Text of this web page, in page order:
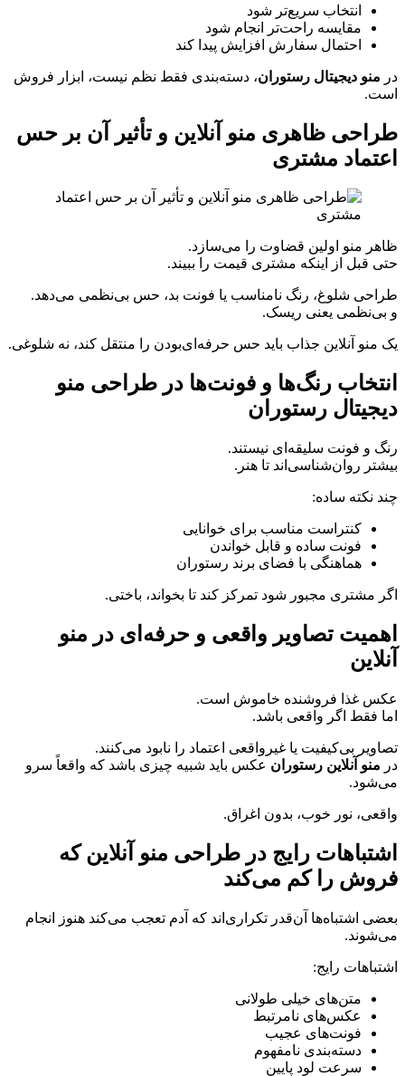
انتخاب سریع‌تر شود
مقایسه راحت‌تر انجام شود
احتمال سفارش افزایش پیدا کند
در منو دیجیتال رستوران، دسته‌بندی فقط نظم نیست، ابزار فروش
است.
طراحی ظاهری منو آنلاین و تأثیر آن بر حس
اعتماد مشتری
ظاهر منو اولین قضاوت را می‌سازد.
حتی قبل از اینکه مشتری قیمت را ببیند.
طراحی شلوغ، رنگ نامناسب یا فونت بد، حس بی‌نظمی می‌دهد.
و بی‌نظمی یعنی ریسک.
یک منو آنلاین جذاب باید حس حرفه‌ای‌بودن را منتقل کند، نه شلوغی.
انتخاب رنگ‌ها و فونت‌ها در طراحی منو
دیجیتال رستوران
رنگ و فونت سلیقه‌ای نیستند.
بیشتر روان‌شناسی‌اند تا هنر.
چند نکته ساده:
کنتراست مناسب برای خوانایی
فونت ساده و قابل خواندن
هماهنگی با فضای برند رستوران
اگر مشتری مجبور شود تمرکز کند تا بخواند، باختی.
اهمیت تصاویر واقعی و حرفه‌ای در منو
آنلاین
عکس غذا فروشنده خاموش است.
اما فقط اگر واقعی باشد.
تصاویر بی‌کیفیت یا غیرواقعی اعتماد را نابود می‌کنند.
در منو آنلاین رستوران عکس باید شبیه چیزی باشد که واقعاً سرو
می‌شود.
واقعی، نور خوب، بدون اغراق.
اشتباهات رایج در طراحی منو آنلاین که
فروش را کم می‌کند
بعضی اشتباه‌ها آن‌قدر تکراری‌اند که آدم تعجب می‌کند هنوز انجام
می‌شوند.
اشتباهات رایج:
متن‌های خیلی طولانی
عکس‌های نامرتبط
فونت‌های عجیب
دسته‌بندی نامفهوم
سرعت لود پایین